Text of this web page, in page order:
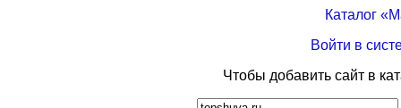
Каталог
Войти в
Чтобы добавить сайт в